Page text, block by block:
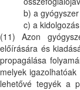
b) a
c) a
(11) Azon
előírására és
propagálása
melyek
lehetővé tegyék a